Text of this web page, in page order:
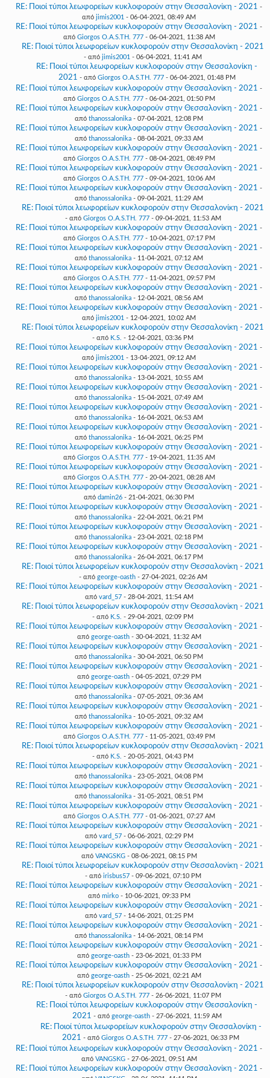
RE: Ποιοί τύποι λεωφορείων κυκλοφορούν στην Θεσσαλονίκη - 2021 -
από jimis2001 - 06-04-2021, 08:49 AM
RE: Ποιοί τύποι λεωφορείων κυκλοφορούν στην Θεσσαλονίκη - 2021 -
από Giorgos O.A.S.TH. 777- 06-04-2021, 11:38 AM
RE: Ποιοί τύποι λεωφορείων κυκλοφορούν στην Θεσσαλονίκη - 2021
- από jimis2001 - 06-04-2021, 11:41 AM
RE: Ποιοί τύποι λεωφορείων κυκλοφορούν στην Θεσσαλονίκη -
2021 - από Giorgos O.A.S.TH. 777- 06-04-2021, 01:48 PM
RE: Ποιοί τύποι λεωφορείων κυκλοφορούν στην Θεσσαλονίκη - 2021 -
από Giorgos O.A.S.TH. 777- 06-04-2021, 01:50 PM
RE: Ποιοί τύποι λεωφορείων κυκλοφορούν στην Θεσσαλονίκη - 2021 -
από thanossalonika - 07-04-2021, 12:08 PM
RE: Ποιοί τύποι λεωφορείων κυκλοφορούν στην Θεσσαλονίκη - 2021 -
από thanossalonika - 08-04-2021, 09:33 AM
RE: Ποιοί τύποι λεωφορείων κυκλοφορούν στην Θεσσαλονίκη - 2021 -
από Giorgos O.A.S.TH. 777- 08-04-2021, 08:49 PM
RE: Ποιοί τύποι λεωφορείων κυκλοφορούν στην Θεσσαλονίκη - 2021 -
από Giorgos O.A.S.TH. 777- 09-04-2021, 10:06 AM
RE: Ποιοί τύποι λεωφορείων κυκλοφορούν στην Θεσσαλονίκη - 2021 -
από thanossalonika - 09-04-2021, 11:29 AM
RE: Ποιοί τύποι λεωφορείων κυκλοφορούν στην Θεσσαλονίκη - 2021
- από Giorgos O.A.S.TH. 777- 09-04-2021, 11:53 AM
RE: Ποιοί τύποι λεωφορείων κυκλοφορούν στην Θεσσαλονίκη - 2021 -
από Giorgos O.A.S.TH. 777- 10-04-2021, 07:17 PM
RE: Ποιοί τύποι λεωφορείων κυκλοφορούν στην Θεσσαλονίκη - 2021 -
από thanossalonika - 11-04-2021, 07:12 AM
RE: Ποιοί τύποι λεωφορείων κυκλοφορούν στην Θεσσαλονίκη - 2021 -
από Giorgos O.A.S.TH. 777- 11-04-2021, 09:57 PM
RE: Ποιοί τύποι λεωφορείων κυκλοφορούν στην Θεσσαλονίκη - 2021 -
από thanossalonika - 12-04-2021, 08:56 AM
RE: Ποιοί τύποι λεωφορείων κυκλοφορούν στην Θεσσαλονίκη - 2021 -
από jimis2001 - 12-04-2021, 10:02 AM
RE: Ποιοί τύποι λεωφορείων κυκλοφορούν στην Θεσσαλονίκη - 2021
- από K.S. - 12-04-2021, 03:36 PM
RE: Ποιοί τύποι λεωφορείων κυκλοφορούν στην Θεσσαλονίκη - 2021 -
από jimis2001 - 13-04-2021, 09:12 AM
RE: Ποιοί τύποι λεωφορείων κυκλοφορούν στην Θεσσαλονίκη - 2021 -
από thanossalonika - 13-04-2021, 10:55 AM
RE: Ποιοί τύποι λεωφορείων κυκλοφορούν στην Θεσσαλονίκη - 2021 -
από thanossalonika - 15-04-2021, 07:49 AM
RE: Ποιοί τύποι λεωφορείων κυκλοφορούν στην Θεσσαλονίκη - 2021 -
από thanossalonika - 16-04-2021, 06:53 AM
RE: Ποιοί τύποι λεωφορείων κυκλοφορούν στην Θεσσαλονίκη - 2021 -
από thanossalonika - 16-04-2021, 06:25 PM
RE: Ποιοί τύποι λεωφορείων κυκλοφορούν στην Θεσσαλονίκη - 2021 -
από Giorgos O.A.S.TH. 777- 19-04-2021, 11:35 AM
RE: Ποιοί τύποι λεωφορείων κυκλοφορούν στην Θεσσαλονίκη - 2021 -
από Giorgos O.A.S.TH. 777- 20-04-2021, 08:28 AM
RE: Ποιοί τύποι λεωφορείων κυκλοφορούν στην Θεσσαλονίκη - 2021 -
από damin26 - 21-04-2021, 06:30 PM
RE: Ποιοί τύποι λεωφορείων κυκλοφορούν στην Θεσσαλονίκη - 2021 -
από thanossalonika - 22-04-2021, 06:21 PM
RE: Ποιοί τύποι λεωφορείων κυκλοφορούν στην Θεσσαλονίκη - 2021 -
από thanossalonika - 23-04-2021, 02:18 PM
RE: Ποιοί τύποι λεωφορείων κυκλοφορούν στην Θεσσαλονίκη - 2021 -
από thanossalonika - 26-04-2021, 06:17 PM
RE: Ποιοί τύποι λεωφορείων κυκλοφορούν στην Θεσσαλονίκη - 2021
- από george-oasth- 27-04-2021, 02:26 AM
RE: Ποιοί τύποι λεωφορείων κυκλοφορούν στην Θεσσαλονίκη - 2021 -
από vard_57- 28-04-2021, 11:54 AM
RE: Ποιοί τύποι λεωφορείων κυκλοφορούν στην Θεσσαλονίκη - 2021
- από K.S. - 29-04-2021, 02:09 PM
RE: Ποιοί τύποι λεωφορείων κυκλοφορούν στην Θεσσαλονίκη - 2021 -
από george-oasth- 30-04-2021, 11:32 AM
RE: Ποιοί τύποι λεωφορείων κυκλοφορούν στην Θεσσαλονίκη - 2021 -
από thanossalonika - 30-04-2021, 06:50 PM
RE: Ποιοί τύποι λεωφορείων κυκλοφορούν στην Θεσσαλονίκη - 2021 -
από george-oasth- 04-05-2021, 07:29 PM
RE: Ποιοί τύποι λεωφορείων κυκλοφορούν στην Θεσσαλονίκη - 2021 -
από thanossalonika - 07-05-2021, 09:36 AM
RE: Ποιοί τύποι λεωφορείων κυκλοφορούν στην Θεσσαλονίκη - 2021 -
από thanossalonika - 10-05-2021, 09:32 AM
RE: Ποιοί τύποι λεωφορείων κυκλοφορούν στην Θεσσαλονίκη - 2021 -
από Giorgos O.A.S.TH. 777- 11-05-2021, 03:49 PM
RE: Ποιοί τύποι λεωφορείων κυκλοφορούν στην Θεσσαλονίκη - 2021
- από K.S. - 20-05-2021, 04:43 PM
RE: Ποιοί τύποι λεωφορείων κυκλοφορούν στην Θεσσαλονίκη - 2021 -
από thanossalonika - 23-05-2021, 04:08 PM
RE: Ποιοί τύποι λεωφορείων κυκλοφορούν στην Θεσσαλονίκη - 2021 -
από thanossalonika - 31-05-2021, 08:51 PM
RE: Ποιοί τύποι λεωφορείων κυκλοφορούν στην Θεσσαλονίκη - 2021 -
από Giorgos O.A.S.TH. 777- 01-06-2021, 07:27 AM
RE: Ποιοί τύποι λεωφορείων κυκλοφορούν στην Θεσσαλονίκη - 2021 -
από vard_57- 06-06-2021, 02:29 PM
RE: Ποιοί τύποι λεωφορείων κυκλοφορούν στην Θεσσαλονίκη - 2021 -
από VANGSKG- 08-06-2021, 08:15 PM
RE: Ποιοί τύποι λεωφορείων κυκλοφορούν στην Θεσσαλονίκη - 2021
- από irisbus57- 09-06-2021, 07:10 PM
RE: Ποιοί τύποι λεωφορείων κυκλοφορούν στην Θεσσαλονίκη - 2021 -
από mirko- 10-06-2021, 09:33 PM
RE: Ποιοί τύποι λεωφορείων κυκλοφορούν στην Θεσσαλονίκη - 2021 -
από vard_57- 14-06-2021, 01:25 PM
RE: Ποιοί τύποι λεωφορείων κυκλοφορούν στην Θεσσαλονίκη - 2021 -
από thanossalonika - 14-06-2021, 08:14 PM
RE: Ποιοί τύποι λεωφορείων κυκλοφορούν στην Θεσσαλονίκη - 2021 -
από george-oasth- 23-06-2021, 01:33 PM
RE: Ποιοί τύποι λεωφορείων κυκλοφορούν στην Θεσσαλονίκη - 2021 -
από george-oasth- 25-06-2021, 02:21 AM
RE: Ποιοί τύποι λεωφορείων κυκλοφορούν στην Θεσσαλονίκη - 2021
- από Giorgos O.A.S.TH. 777- 26-06-2021, 11:07 PM
RE: Ποιοί τύποι λεωφορείων κυκλοφορούν στην Θεσσαλονίκη -
2021 - από george-oasth- 27-06-2021, 11:59 AM
RE: Ποιοί τύποι λεωφορείων κυκλοφορούν στην Θεσσαλονίκη -
2021 - από Giorgos O.A.S.TH. 777 - 27-06-2021, 06:33 PM
RE: Ποιοί τύποι λεωφορείων κυκλοφορούν στην Θεσσαλονίκη - 2021 -
από VANGSKG- 27-06-2021, 09:51 AM
RE: Ποιοί τύποι λεωφορείων κυκλοφορούν στην Θεσσαλονίκη - 2021 -